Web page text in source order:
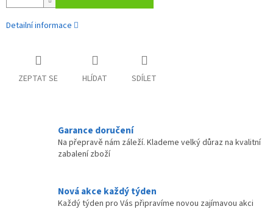
Detailní informace
ZEPTAT SE HLÍDAT SDÍLET
Garance doručení
Na přepravě nám záleží. Klademe velký důraz na kvalitní
zabalení zboží
Nová akce každý týden
Každý týden pro Vás připravíme novou zajímavou akci